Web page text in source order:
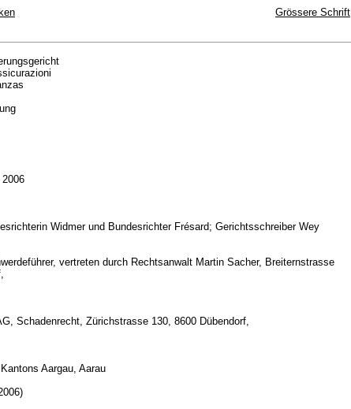
Grössere Schrift
Widmer und Bundesrichter Frésard; Gerichtsschreiber Wey
vertreten durch Rechtsanwalt Martin Sacher, Breiternstrasse
Schadenrecht, Zürichstrasse 130, 8600 Dübendorf,
Aargau, Aarau